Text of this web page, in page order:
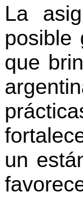
La
posible
que
un